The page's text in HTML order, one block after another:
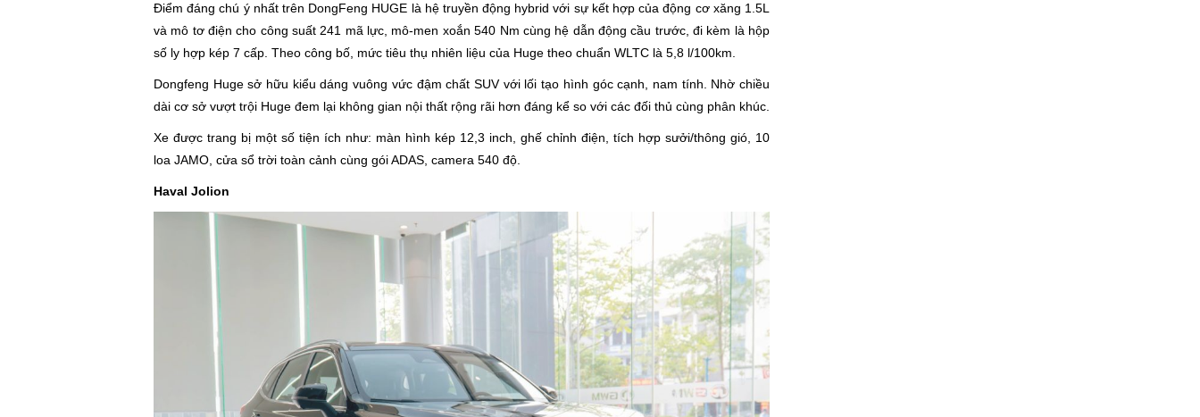
Điểm đáng chú ý nhất trên DongFeng HUGE là hệ truyền động hybrid với sự kết hợp của động cơ xăng 1.5L
và mô tơ điện cho công suất 241 mã lực, mô-men xoắn 540 Nm cùng hệ dẫn động cầu trước, đi kèm là hộp
số ly hợp kép 7 cấp. Theo công bố, mức tiêu thụ nhiên liệu của Huge theo chuẩn WLTC là 5,8 l/100km.
Dongfeng Huge sở hữu kiểu dáng vuông vức đậm chất SUV với lối tạo hình góc cạnh, nam tính. Nhờ chiều
dài cơ sở vượt trội Huge đem lại không gian nội thất rộng rãi hơn đáng kể so với các đối thủ cùng phân khúc.
Xe được trang bị một số tiện ích như: màn hình kép 12,3 inch, ghế chỉnh điện, tích hợp sưởi/thông gió, 10
loa JAMO, cửa sổ trời toàn cảnh cùng gói ADAS, camera 540 độ.
Haval Jolion